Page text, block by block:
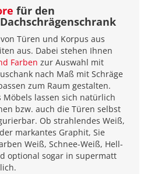
für den
von Türen und Korpus aus
aus. Dabei stehen Ihnen
Farben zur Auswahl mit
nach Maß mit Schräge
zum Raum gestalten.
Möbels lassen sich natürlich
bzw. auch die Türen selbst
Ob strahlendes Weiß,
markantes Graphit, Sie
Weiß, Schnee-Weiß, Hell-
optional sogar in supermatt